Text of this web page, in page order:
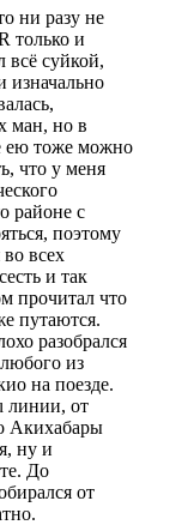
ни разу не
только и
всё суйкой,
изначально
ман, но в
ею тоже можно
что у меня
районе с
поэтому
во всех
и так
прочитал что
путаются.
разобрался
из
на поезде.
линии, от
Акихабары
ну и
До
от